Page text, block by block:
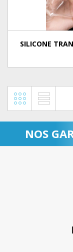
SILICONE
NOS